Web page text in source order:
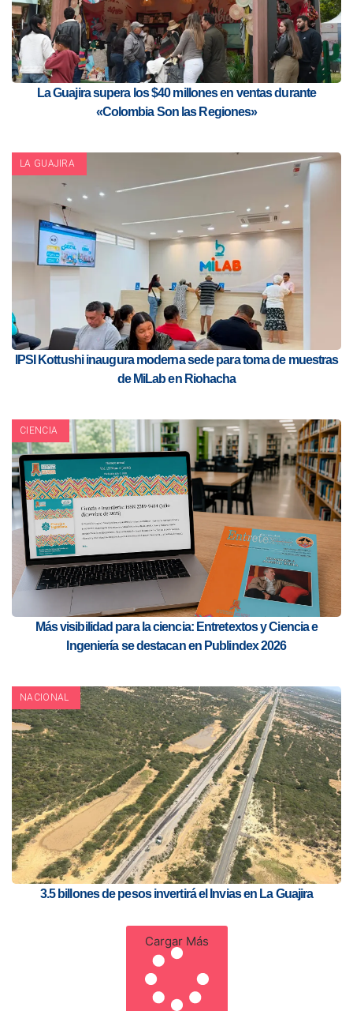
La Guajira supera los $40 millones en ventas durante
«Colombia Son las Regiones»
LA GUAJIRA
IPSI Kottushi inaugura moderna sede para toma de muestras
de MiLab en Riohacha
CIENCIA
Más visibilidad para la ciencia: Entretextos y Ciencia e
Ingeniería se destacan en Publindex 2026
NACIONAL
3.5 billones de pesos invertirá el Invias en La Guajira
Cargar Más